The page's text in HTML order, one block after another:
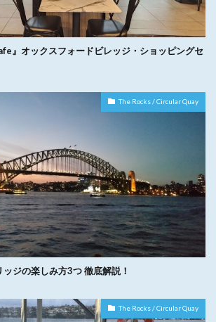
』オックスフォードビレッジ・ショッピングセ
The Rocks / Circular Quay
ジの楽しみ方3つ 徹底解説！
The Rocks / Circular Quay